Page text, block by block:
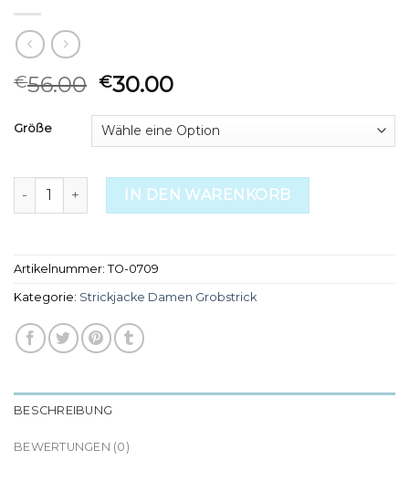
€56.00 €30.00
Größe
strickjacke damen grobstrick Menge
IN DEN WARENKORB
Artikelnummer: TO-0709
Kategorie: Strickjacke Damen Grobstrick
BESCHREIBUNG
BEWERTUNGEN (0)